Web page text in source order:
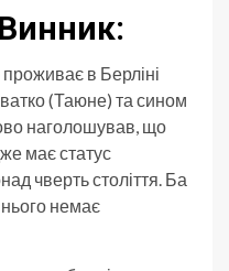
в Берліні
(Таюне) та сином
наголошував, що
має статус
чверть століття. Ба
немає